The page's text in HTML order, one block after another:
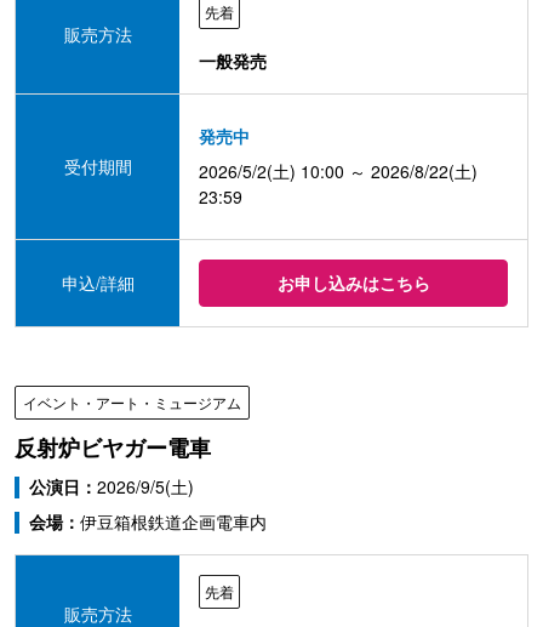
販売方法
先着
一般発売
受付期間
発売中
2026/5/2(土) 10:00 ～ 2026/8/22(土)
23:59
申込/詳細 お申し込みはこちら
イベント・アート・ミュージアム
反射炉ビヤガー電車
公演日： 2026/9/5(土)
会場： 伊豆箱根鉄道企画電車内
販売方法
先着